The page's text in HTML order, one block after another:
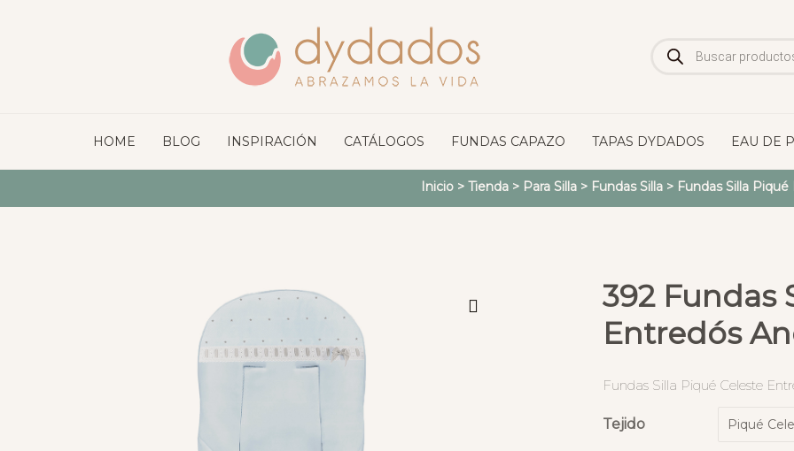
de
productos
HOME BLOG INSPIRACIÓN CATÁLOGOS FUNDAS CAPAZO TAPAS DYDADOS EAU DE
Inicio> Tienda> Para Silla> Fundas Silla> Fundas Silla
392 Fundas
Entredós
Fundas Silla Piqué Celeste
Tejido